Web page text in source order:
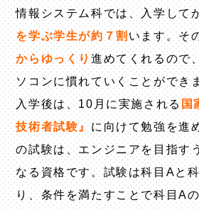
情報システム科では、入学して
を学ぶ学生が約７割 います。そ
からゆっくり 進めてくれるので
ソコンに慣れていくことができ
入学後は、10月に実施される 国
技術者試験』 に向けて勉強を進
の試験は、エンジニアを目指す
なる資格です。試験は科目Aと
り、条件を満たすことで科目A